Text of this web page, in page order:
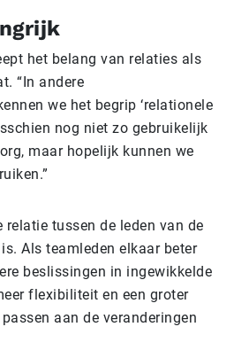
het belang van relaties als
“In andere
we het begrip ‘relationele
nog niet zo gebruikelijk
maar hopelijk kunnen we
relatie tussen de leden van de
Als teamleden elkaar beter
beslissingen in ingewikkelde
flexibiliteit en een groter
aan de veranderingen